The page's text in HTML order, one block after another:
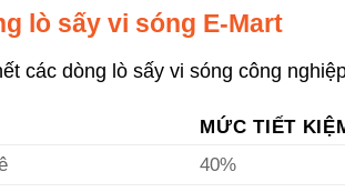
lò sấy vi sóng E-Mart
các dòng lò sấy vi sóng công
MỨC TIẾT
40%